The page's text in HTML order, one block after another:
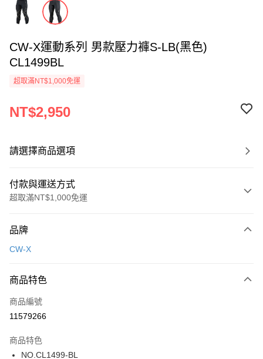
CW-X運動系列 男款壓力褲S-LB(黑色)
CL1499BL
超取滿NT$1,000免運
NT$2,950
請選擇商品選項
付款與運送方式
超取滿NT$1,000免運
信用卡一次付款
LINE Pay
街口支付
運送方式
品牌
CW-X
商品特色
商品編號
11579266
商品特色
NO.CL1499-BL